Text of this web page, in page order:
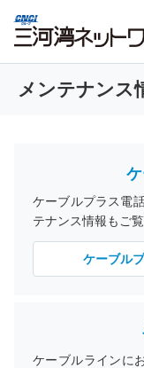
メンテナンス
ケーブルプラス電
テナンス情報もご覧
ケーブル
ケーブルラインに